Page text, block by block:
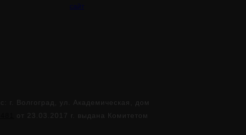
сайт
Волгоград, ул. Академическая, дом
от 23.03.2017 г. выдана Комитетом